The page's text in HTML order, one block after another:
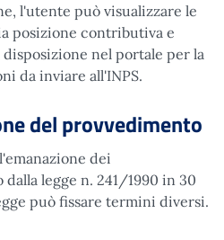
l'utente può visualizzare le
posizione contributiva e
nel portale per la
da inviare all'INPS.
del provvedimento
dei
legge n. 241/1990 in 30
può fissare termini diversi.
del provvedimento